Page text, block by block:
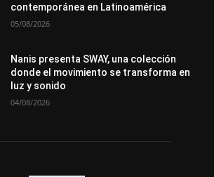
contemporánea en Latinoamérica
05/08/2026
Nanis presenta SWAY, una colección
donde el movimiento se transforma en
luz y sonido
04/08/2026